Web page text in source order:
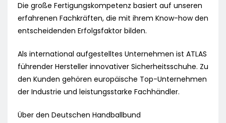
Die große Fertigungskompetenz basiert auf unseren
erfahrenen Fachkräften, die mit ihrem Know-how den
entscheidenden Erfolgsfaktor bilden.
Als international aufgestelltes Unternehmen ist ATLAS
führender Hersteller innovativer Sicherheitsschuhe. Zu
den Kunden gehören europäische Top-Unternehmen
der Industrie und leistungsstarke Fachhändler.
Über den Deutschen Handballbund